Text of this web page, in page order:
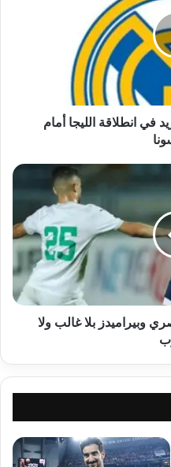
في انطلاقة الليجا أمام
وبيراميدز بلا غالب ولا